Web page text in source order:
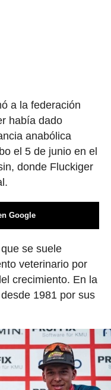
a la federación
había dado
anabólica
el 5 de junio en el
donde Fluckiger
Google
se suele
veterinario por
crecimiento. En la
1981 por sus